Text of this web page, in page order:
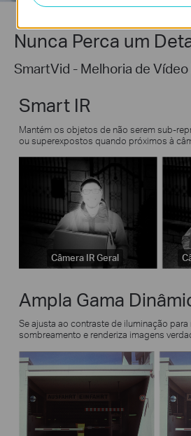
Nunca Perca um
SmartVid - Melhoria de
Smart IR
Mantém os objetos de não serem sub-
ou superexpostos quando próximos à
Câmera IR Geral
Ampla Gama
Se ajusta ao contraste de iluminação
sombreamento e renderiza imagens